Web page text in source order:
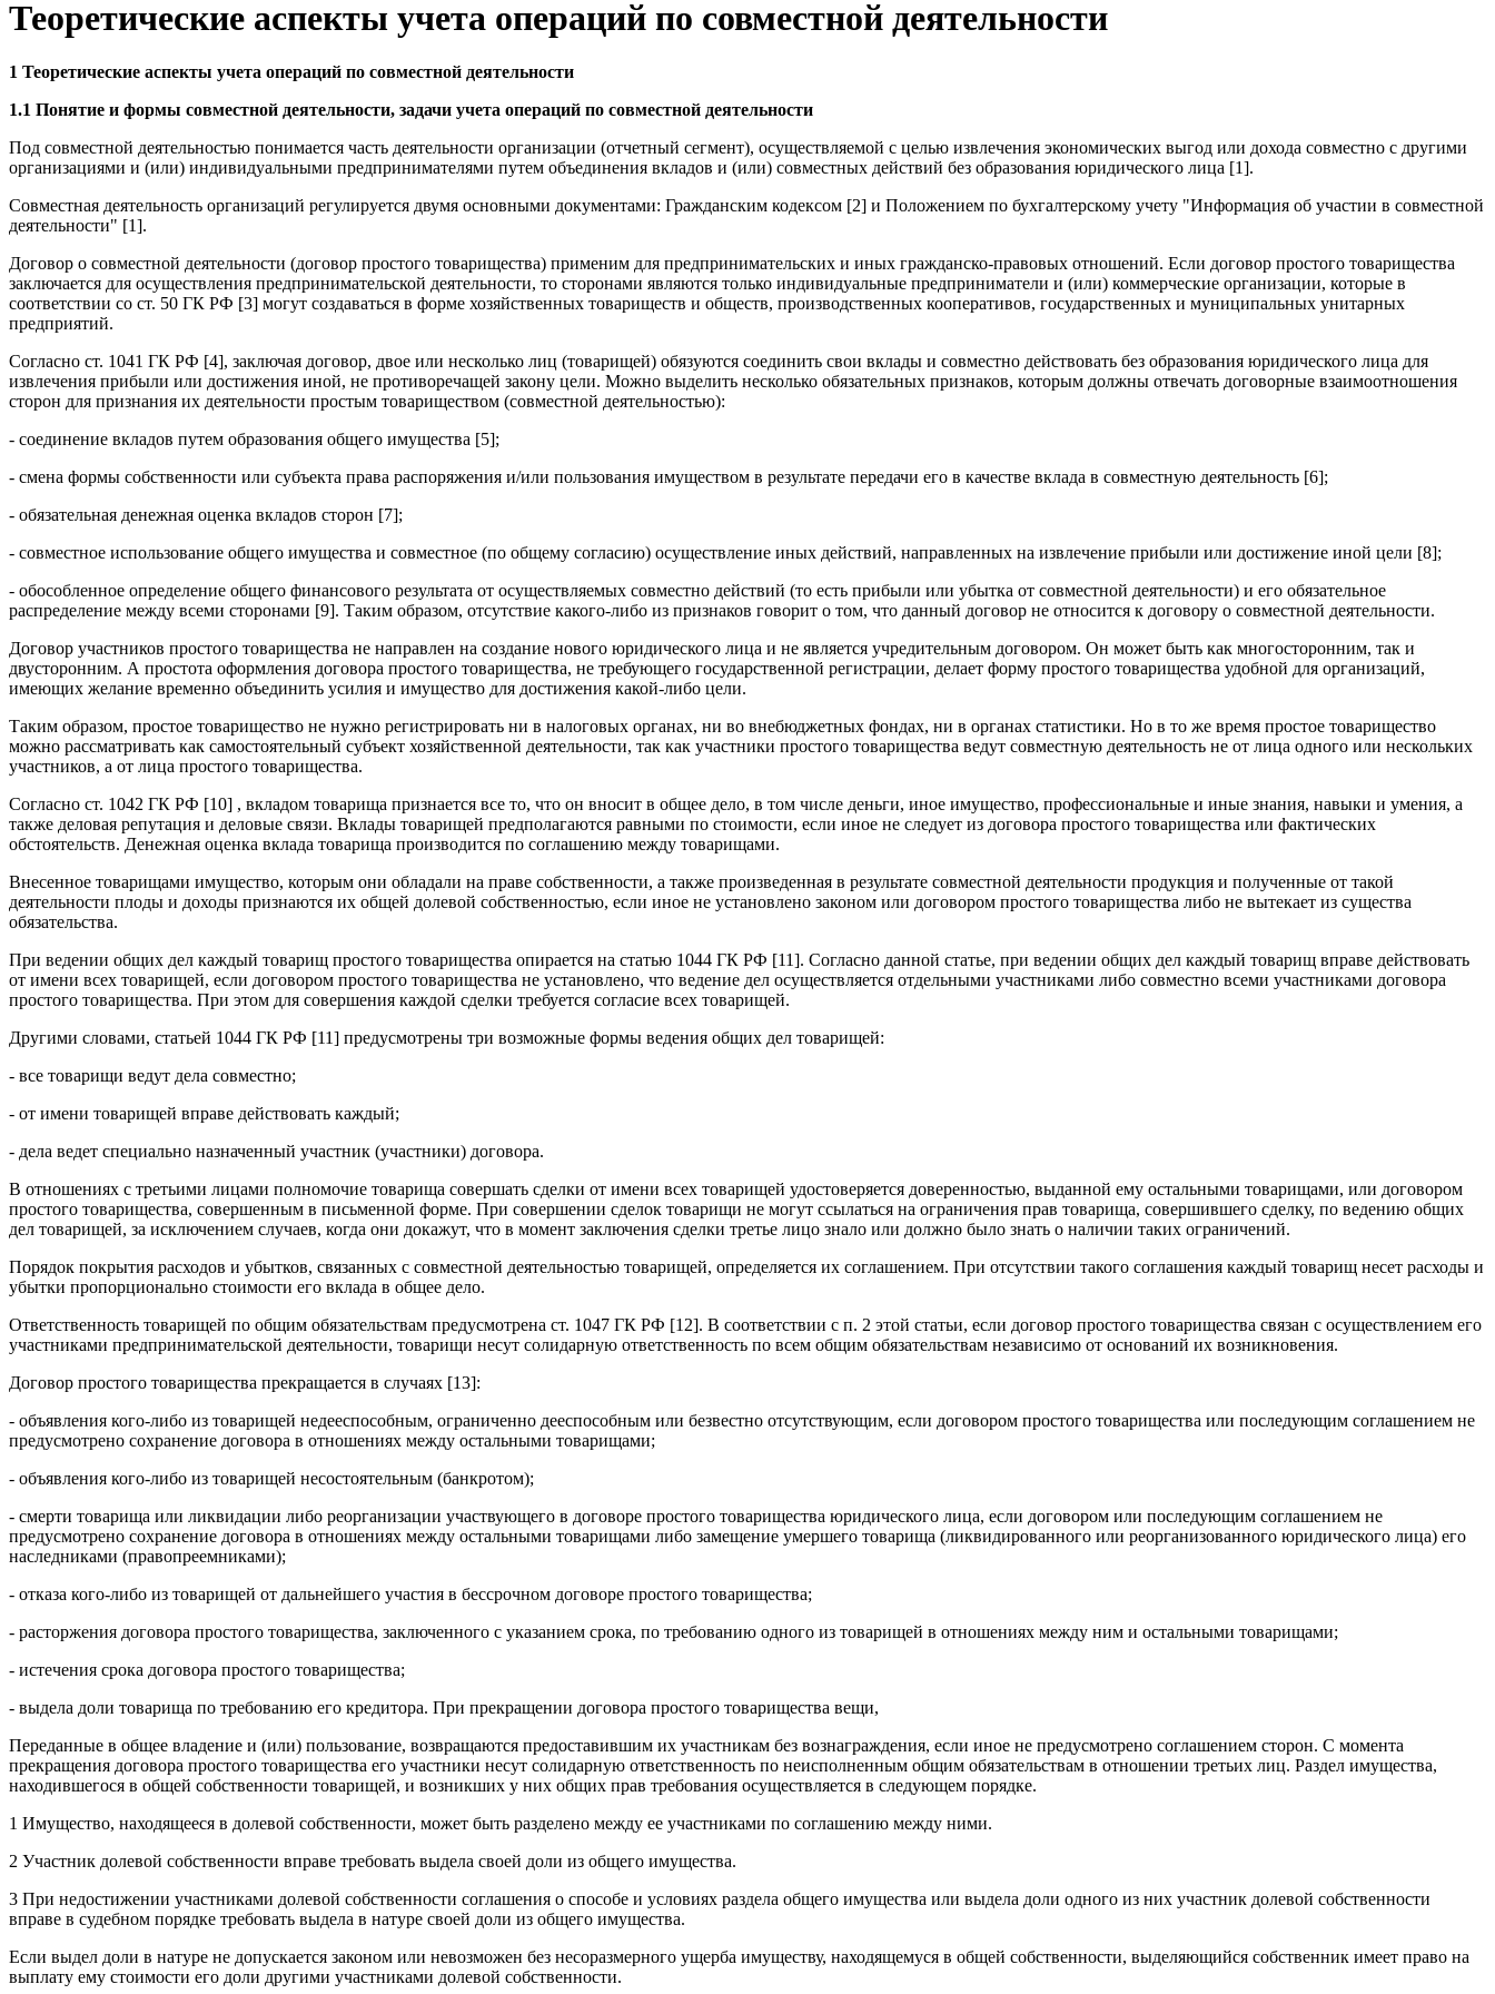
Теоретические аспекты учета операций по совместной деятельности
1 Теоретические аспекты учета операций по совместной деятельности
1.1 Понятие и формы совместной деятельности, задачи учета операций по совместной деятельности
Под совместной деятельностью понимается часть деятельности организации (отчетный сегмент), осуществляемой с целью извлечения экономических выгод или дохода совместно с другими
организациями и (или) индивидуальными предпринимателями путем объединения вкладов и (или) совместных действий без образования юридического лица [1].
Совместная деятельность организаций регулируется двумя основными документами: Гражданским кодексом [2] и Положением по бухгалтерскому учету "Информация об участии в совместной
деятельности" [1].
Договор о совместной деятельности (договор простого товарищества) применим для предпринимательских и иных гражданско-правовых отношений. Если договор простого товарищества
заключается для осуществления предпринимательской деятельности, то сторонами являются только индивидуальные предприниматели и (или) коммерческие организации, которые в
соответствии со ст. 50 ГК РФ [3] могут создаваться в форме хозяйственных товариществ и обществ, производственных кооперативов, государственных и муниципальных унитарных
предприятий.
Согласно ст. 1041 ГК РФ [4], заключая договор, двое или несколько лиц (товарищей) обязуются соединить свои вклады и совместно действовать без образования юридического лица для
извлечения прибыли или достижения иной, не противоречащей закону цели. Можно выделить несколько обязательных признаков, которым должны отвечать договорные взаимоотношения
сторон для признания их деятельности простым товариществом (совместной деятельностью):
- соединение вкладов путем образования общего имущества [5];
- смена формы собственности или субъекта права распоряжения и/или пользования имуществом в результате передачи его в качестве вклада в совместную деятельность [6];
- обязательная денежная оценка вкладов сторон [7];
- совместное использование общего имущества и совместное (по общему согласию) осуществление иных действий, направленных на извлечение прибыли или достижение иной цели [8];
- обособленное определение общего финансового результата от осуществляемых совместно действий (то есть прибыли или убытка от совместной деятельности) и его обязательное
распределение между всеми сторонами [9]. Таким образом, отсутствие какого-либо из признаков говорит о том, что данный договор не относится к договору о совместной деятельности.
Договор участников простого товарищества не направлен на создание нового юридического лица и не является учредительным договором. Он может быть как многосторонним, так и
двусторонним. А простота оформления договора простого товарищества, не требующего государственной регистрации, делает форму простого товарищества удобной для организаций,
имеющих желание временно объединить усилия и имущество для достижения какой-либо цели.
Таким образом, простое товарищество не нужно регистрировать ни в налоговых органах, ни во внебюджетных фондах, ни в органах статистики. Но в то же время простое товарищество
можно рассматривать как самостоятельный субъект хозяйственной деятельности, так как участники простого товарищества ведут совместную деятельность не от лица одного или нескольких
участников, а от лица простого товарищества.
Согласно ст. 1042 ГК РФ [10] , вкладом товарища признается все то, что он вносит в общее дело, в том числе деньги, иное имущество, профессиональные и иные знания, навыки и умения, а
также деловая репутация и деловые связи. Вклады товарищей предполагаются равными по стоимости, если иное не следует из договора простого товарищества или фактических
обстоятельств. Денежная оценка вклада товарища производится по соглашению между товарищами.
Внесенное товарищами имущество, которым они обладали на праве собственности, а также произведенная в результате совместной деятельности продукция и полученные от такой
деятельности плоды и доходы признаются их общей долевой собственностью, если иное не установлено законом или договором простого товарищества либо не вытекает из существа
обязательства.
При ведении общих дел каждый товарищ простого товарищества опирается на статью 1044 ГК РФ [11]. Согласно данной статье, при ведении общих дел каждый товарищ вправе действовать
от имени всех товарищей, если договором простого товарищества не установлено, что ведение дел осуществляется отдельными участниками либо совместно всеми участниками договора
простого товарищества. При этом для совершения каждой сделки требуется согласие всех товарищей.
Другими словами, статьей 1044 ГК РФ [11] предусмотрены три возможные формы ведения общих дел товарищей:
- все товарищи ведут дела совместно;
- от имени товарищей вправе действовать каждый;
- дела ведет специально назначенный участник (участники) договора.
В отношениях с третьими лицами полномочие товарища совершать сделки от имени всех товарищей удостоверяется доверенностью, выданной ему остальными товарищами, или договором
простого товарищества, совершенным в письменной форме. При совершении сделок товарищи не могут ссылаться на ограничения прав товарища, совершившего сделку, по ведению общих
дел товарищей, за исключением случаев, когда они докажут, что в момент заключения сделки третье лицо знало или должно было знать о наличии таких ограничений.
Порядок покрытия расходов и убытков, связанных с совместной деятельностью товарищей, определяется их соглашением. При отсутствии такого соглашения каждый товарищ несет расходы и
убытки пропорционально стоимости его вклада в общее дело.
Ответственность товарищей по общим обязательствам предусмотрена ст. 1047 ГК РФ [12]. В соответствии с п. 2 этой статьи, если договор простого товарищества связан с осуществлением его
участниками предпринимательской деятельности, товарищи несут солидарную ответственность по всем общим обязательствам независимо от оснований их возникновения.
Договор простого товарищества прекращается в случаях [13]:
- объявления кого-либо из товарищей недееспособным, ограниченно дееспособным или безвестно отсутствующим, если договором простого товарищества или последующим соглашением не
предусмотрено сохранение договора в отношениях между остальными товарищами;
- объявления кого-либо из товарищей несостоятельным (банкротом);
- смерти товарища или ликвидации либо реорганизации участвующего в договоре простого товарищества юридического лица, если договором или последующим соглашением не
предусмотрено сохранение договора в отношениях между остальными товарищами либо замещение умершего товарища (ликвидированного или реорганизованного юридического лица) его
наследниками (правопреемниками);
- отказа кого-либо из товарищей от дальнейшего участия в бессрочном договоре простого товарищества;
- расторжения договора простого товарищества, заключенного с указанием срока, по требованию одного из товарищей в отношениях между ним и остальными товарищами;
- истечения срока договора простого товарищества;
- выдела доли товарища по требованию его кредитора. При прекращении договора простого товарищества вещи,
Переданные в общее владение и (или) пользование, возвращаются предоставившим их участникам без вознаграждения, если иное не предусмотрено соглашением сторон. С момента
прекращения договора простого товарищества его участники несут солидарную ответственность по неисполненным общим обязательствам в отношении третьих лиц. Раздел имущества,
находившегося в общей собственности товарищей, и возникших у них общих прав требования осуществляется в следующем порядке.
1 Имущество, находящееся в долевой собственности, может быть разделено между ее участниками по соглашению между ними.
2 Участник долевой собственности вправе требовать выдела своей доли из общего имущества.
3 При недостижении участниками долевой собственности соглашения о способе и условиях раздела общего имущества или выдела доли одного из них участник долевой собственности
вправе в судебном порядке требовать выдела в натуре своей доли из общего имущества.
Если выдел доли в натуре не допускается законом или невозможен без несоразмерного ущерба имуществу, находящемуся в общей собственности, выделяющийся собственник имеет право на
выплату ему стоимости его доли другими участниками долевой собственности.